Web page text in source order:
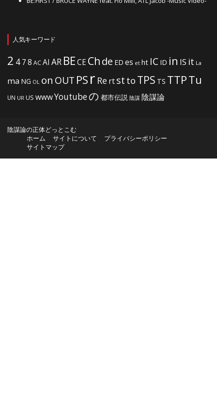
人気キーワード
2 478 ACAI AR BECE Chde ED es et ht IC ID in IS it La
ma NG OL on OUT PSr Re rtsttoTPS TS TTPTu
UN UR US wwwYoutubeの 都市伝説 陰謀 陰謀論
陰謀論の正体どっとこむ
ホーム
サイトについて
プライバシーポリシー
サイトマップ